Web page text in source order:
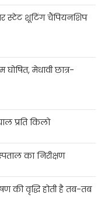
स्टेट शूटिंग चैंपियनशिप
घोषित, मेधावी छात्र-
प्रति किलो
का निरीक्षण
की वृद्धि होती है तब-तब